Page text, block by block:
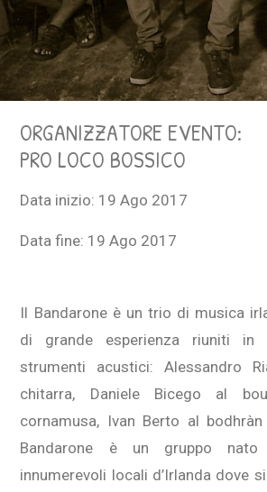
ORGANIZZATORE EVENTO:
PRO LOCO BOSSICO
Data inizio: 19 Ago 2017
Data fine: 19 Ago 2017
Il Bandarone è un trio di musica
di grande esperienza riuniti in
strumenti acustici: Alessandro
chitarra, Daniele Bicego al
cornamusa, Ivan Berto al
Bandarone è un gruppo
innumerevoli locali d’Irlanda dove